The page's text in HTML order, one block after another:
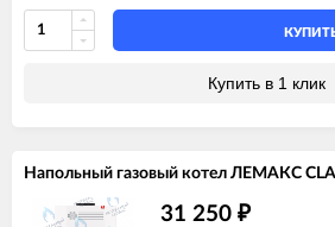
Купить в 1 клик
Напольный газовый котел ЛЕМАКС
31 250 ₽